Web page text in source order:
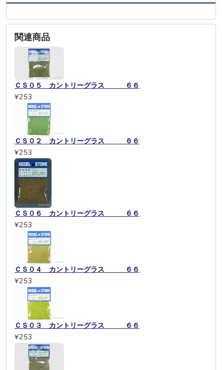
関連商品
ＣＳ０５ カントリーグラス ６６
¥253
ＣＳ０２ カントリーグラス ６６
¥253
ＣＳ０６ カントリーグラス ６６
¥253
ＣＳ０４ カントリーグラス ６６
¥253
ＣＳ０３ カントリーグラス ６６
¥253